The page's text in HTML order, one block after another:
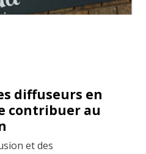
diffuseurs en
contribuer au
et des